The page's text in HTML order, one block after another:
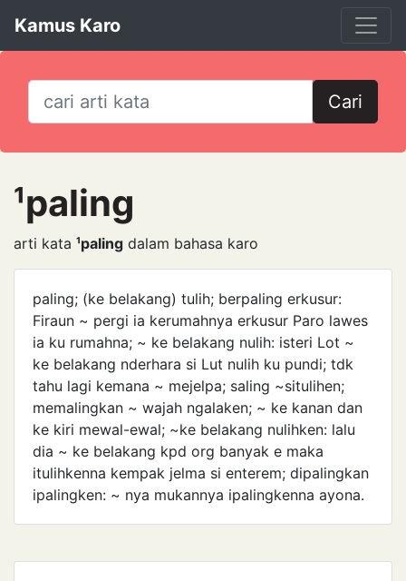
Kamus Karo
Cari
¹paling
arti kata ¹paling dalam bahasa karo
paling; (ke belakang) tulih; berpaling erkusur:
Firaun ~ pergi ia kerumahnya erkusur Paro lawes
ia ku rumahna; ~ ke belakang nulih: isteri Lot ~
ke belakang nderhara si Lut nulih ku pundi; tdk
tahu lagi kemana ~ mejelpa; saling ~situlihen;
memalingkan ~ wajah ngalaken; ~ ke kanan dan
ke kiri mewal-ewal; ~ke belakang nulihken: lalu
dia ~ ke belakang kpd org banyak e maka
itulihkenna kempak jelma si enterem; dipalingkan
ipalingken: ~ nya mukannya ipalingkenna ayona.